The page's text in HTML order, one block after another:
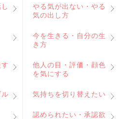
やる気が出ない・やる
気の出し方
今を生きる・自分の生
き方
他人の目・評価・顔色
を気にする
気持ちを切り替えたい
認められたい・承認欲